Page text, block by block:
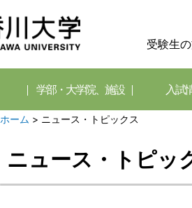
受験生
学部・大学院、施設 入試
ホーム > ニュース・トピックス
ニュース・トピッ